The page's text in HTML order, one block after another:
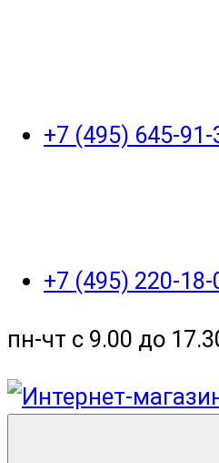
+7 (495) 645-91-
+7 (495) 220-18-
пн-чт с 9.00 до